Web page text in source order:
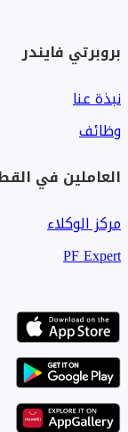
بروبرتي فايندر
نبذة عنا
وظائف
العاملين في
مركز الوكلاء
PF Expert